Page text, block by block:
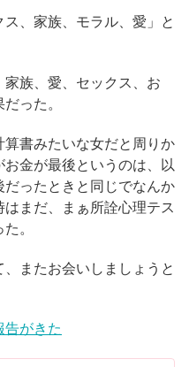
、家族、モラル、愛」と
族、愛、セックス、お
った。
算書みたいな女だと周りか
お金が最後というのは、以
ったときと同じでなんか
まだ、まぁ所詮心理テス
。
またお会いしましょうと
告がきた